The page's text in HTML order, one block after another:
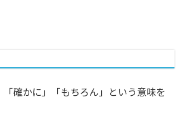
「確かに」「もちろん」という意味を